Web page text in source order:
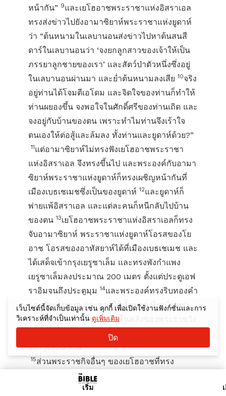
เริ่ม
หน้ากัน” 9และเยโฮอาชพระราชาแห่งอิสราเอล
ทรงส่งข่าวไปยังอามาซิยาห์พระราชาแห่งยูดาห์
ว่า “ต้นหนามในเลบานอนส่งข่าวไปหาต้นสนสี
ดาร์ในเลบานอนว่า ‘จงยกลูกสาวของเจ้าให้เป็น
ภรรยาลูกชายของเรา’ และสัตว์ป่าตัวหนึ่งซึ่งอยู่
ในเลบานอนผ่านมา และย่ำต้นหนามลงเสีย10จริง
อยู่ท่านได้โจมตีเอโดม และจิตใจของท่านก็ทำให้
ท่านผยองขึ้น จงพอใจในศักดิ์ศรีของท่านเถิด และ
จงอยู่กับบ้านของตน เพราะทำไมท่านจึงเร้าใจ
ตนเองให้ต่อสู้และล้มลง ทั้งท่านและยูดาห์ด้วย?”
11แต่อามาซิยาห์ไม่ทรงฟังเยโฮอาชพระราชา
แห่งอิสราเอล จึงทรงขึ้นไป และพระองค์กับอามา
ซิยาห์พระราชาแห่งยูดาห์ก็ทรงเผชิญหน้ากันที่
เมืองเบธเชเมชซึ่งเป็นของยูดาห์12และยูดาห์ก็
พ่ายแพ้อิสราเอล และแต่ละคนก็หนีกลับไปบ้าน
ของตน13เยโฮอาชพระราชาแห่งอิสราเอลก็ทรง
จับอามาซิยาห์ พระราชาแห่งยูดาห์โอรสของโย
อาช โอรสของอาหัสยาห์ได้ที่เมืองเบธเชเมช และ
ได้เสด็จเข้ากรุงเยรูซาเล็ม และทรงพังกำแพง
เยรูซาเล็มลงประมาณ 200 เมตร ตั้งแต่ประตูเอฟ
ราอิมจนถึงประตูมุม14และพระองค์ทรงริบทองคำ
และเงินทั้งหมด และของใช้ทั้งหมด ที่พบในพระ
นิเวศของพระยาห์เวห์ และในคลังของพระราชวัง
พร้อมจับตัวประกันด้วย และพระองค์เสด็จกลับไป
ยังกรุงสะมาเรีย
15ส่วนพระราชกิจอื่นๆ ของเยโฮอาชที่ทรง
กระทำ ทั้งพระราชอำนาจของพระองค์ และการ
สู้รบกับอามาซิยาห์ พระราชาแห่งยูดาห์นั้น ได้
เว็บไซต์นี้จัดเก็บข้อมูล เช่น คุกกี้ เพื่อเปิดใช้งานฟังก์ชั่นและการ
วิเคราะห์ที่จำเป็นเท่านั้น ดูเพิ่มเติม
ปิด